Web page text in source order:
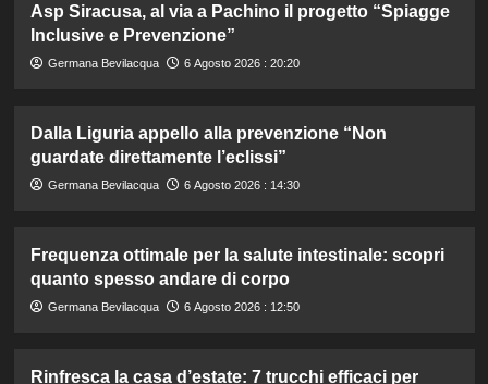
Asp Siracusa, al via a Pachino il progetto “Spiagge
Inclusive e Prevenzione”
Germana Bevilacqua 6 Agosto 2026 : 20:20
Dalla Liguria appello alla prevenzione “Non
guardate direttamente l’eclissi”
Germana Bevilacqua 6 Agosto 2026 : 14:30
Frequenza ottimale per la salute intestinale: scopri
quanto spesso andare di corpo
Germana Bevilacqua 6 Agosto 2026 : 12:50
Rinfresca la casa d’estate: 7 trucchi efficaci per